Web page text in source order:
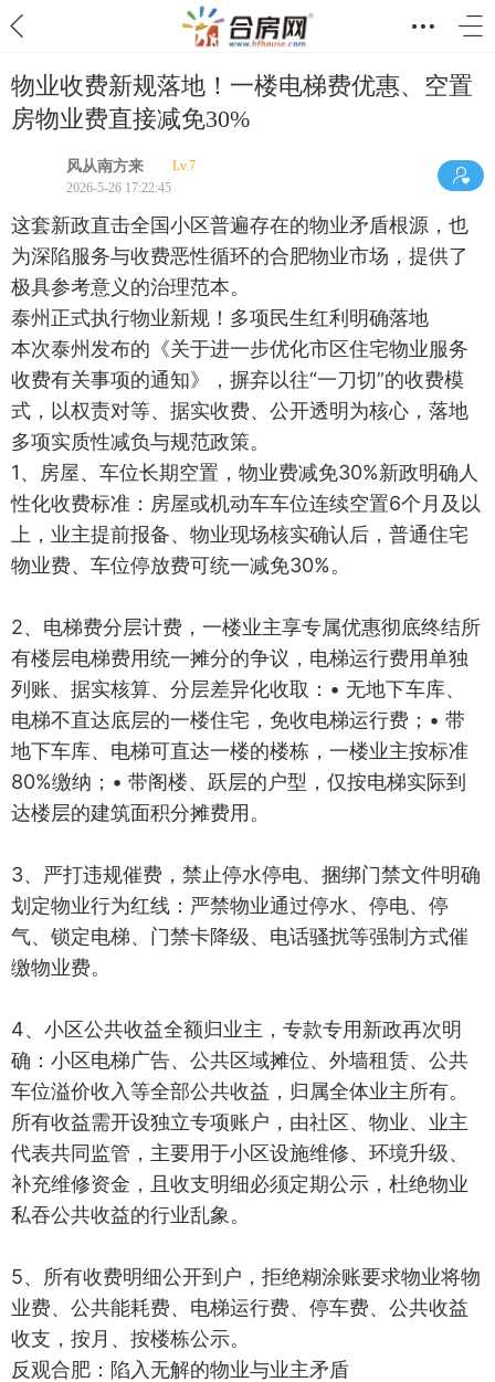
物业收费新规落地！一楼电梯费优惠、空置
房物业费直接减免30%
风从南方来
Lv.7
2026-5-26 17:22:45
这套新政直击全国小区普遍存在的物业矛盾根源，也
为深陷服务与收费恶性循环的合肥物业市场，提供了
极具参考意义的治理范本。
泰州正式执行物业新规！多项民生红利明确落地
本次泰州发布的《关于进一步优化市区住宅物业服务
收费有关事项的通知》，摒弃以往“一刀切”的收费模
式，以权责对等、据实收费、公开透明为核心，落地
多项实质性减负与规范政策。
1、房屋、车位长期空置，物业费减免30%新政明确人
性化收费标准：房屋或机动车车位连续空置6个月及以
上，业主提前报备、物业现场核实确认后，普通住宅
物业费、车位停放费可统一减免30%。
2、电梯费分层计费，一楼业主享专属优惠彻底终结所
有楼层电梯费用统一摊分的争议，电梯运行费用单独
列账、据实核算、分层差异化收取：• 无地下车库、
电梯不直达底层的一楼住宅，免收电梯运行费；• 带
地下车库、电梯可直达一楼的楼栋，一楼业主按标准
80%缴纳；• 带阁楼、跃层的户型，仅按电梯实际到
达楼层的建筑面积分摊费用。
3、严打违规催费，禁止停水停电、捆绑门禁文件明确
划定物业行为红线：严禁物业通过停水、停电、停
气、锁定电梯、门禁卡降级、电话骚扰等强制方式催
缴物业费。
4、小区公共收益全额归业主，专款专用新政再次明
确：小区电梯广告、公共区域摊位、外墙租赁、公共
车位溢价收入等全部公共收益，归属全体业主所有。
所有收益需开设独立专项账户，由社区、物业、业主
代表共同监管，主要用于小区设施维修、环境升级、
补充维修资金，且收支明细必须定期公示，杜绝物业
私吞公共收益的行业乱象。
5、所有收费明细公开到户，拒绝糊涂账要求物业将物
业费、公共能耗费、电梯运行费、停车费、公共收益
收支，按月、按楼栋公示。
反观合肥：陷入无解的物业与业主矛盾